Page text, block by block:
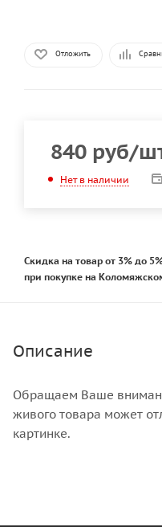
Отложить
840 руб/
Нет в наличии
Скидка на товар от 3% до
при покупке на
Описание
Обращаем Ваше
живого товара может
картинке.